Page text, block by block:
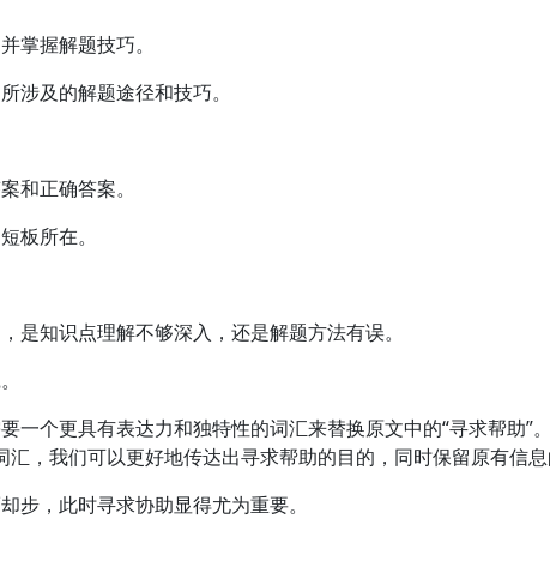
掌握解题技巧。
涉及的解题途径和技巧。
和正确答案。
板所在。
是知识点理解不够深入，还是解题方法有误。
一个更具有表达力和独特性的词汇来替换原文中的“寻求帮助
，我们可以更好地传达出寻求帮助的目的，同时保留原有信息
步，此时寻求协助显得尤为重要。